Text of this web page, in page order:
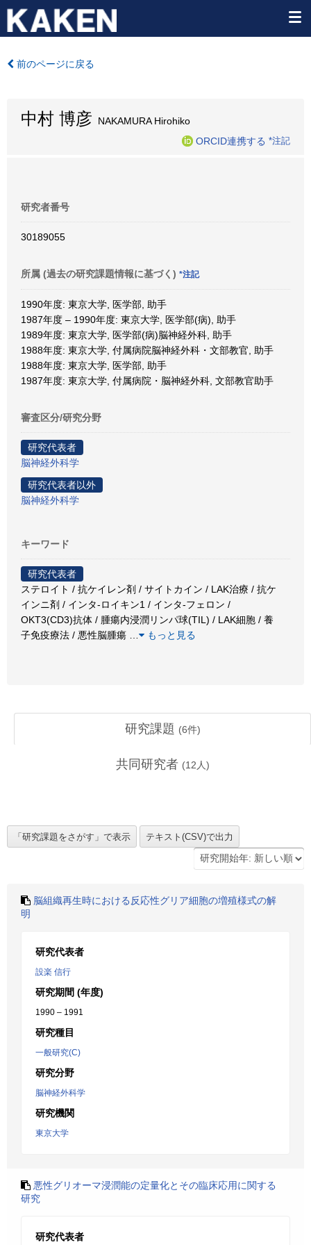
前のページに戻る
中村 博彦 NAKAMURA Hirohiko
ORCID連携する *注記
研究者番号
30189055
所属 (過去の研究課題情報に基づく) *注記
1990年度: 東京大学, 医学部, 助手
1987年度 – 1990年度: 東京大学, 医学部(病), 助手
1989年度: 東京大学, 医学部(病)脳神経外科, 助手
1988年度: 東京大学, 付属病院脳神経外科・文部教官, 助手
1988年度: 東京大学, 医学部, 助手
1987年度: 東京大学, 付属病院・脳神経外科, 文部教官助手
審査区分/研究分野
研究代表者
脳神経外科学
研究代表者以外
脳神経外科学
キーワード
研究代表者
ステロイト / 抗ケイレン剤 / サイトカイン / LAK治療 / 抗ケ
インニ剤 / インタ-ロイキン1 / インタ-フェロン /
OKT3(CD3)抗体 / 腫瘍内浸潤リンパ球(TIL) / LAK細胞 / 養
子免疫療法 / 悪性脳腫瘍
もっと見る
研究課題 (6件)
共同研究者 (12 人)
脳組織再生時における反応性グリア細胞の増殖様式の解
明
研究代表者
設楽 信行
研究期間 (年度)
1990 – 1991
研究種目
一般研究(C)
研究分野
脳神経外科学
研究機関
東京大学
悪性グリオーマ浸潤能の定量化とその臨床応用に関する
研究
研究代表者